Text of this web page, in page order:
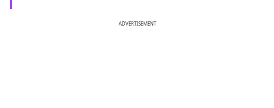
ADVERTISEMENT